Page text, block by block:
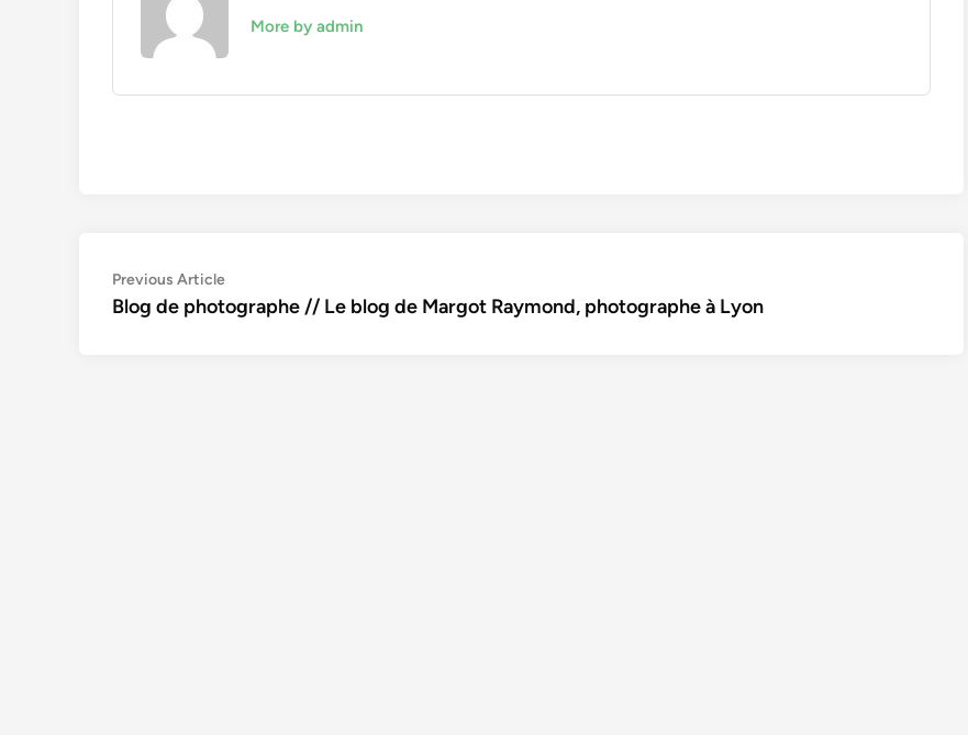
More by admin
Navigation
de
Previous ArticlePrevious
article:
Blog de photographe // Le blog de Margot Raymond, photographe à Lyon